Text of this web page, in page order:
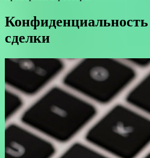
Конфиденциальность
сделки